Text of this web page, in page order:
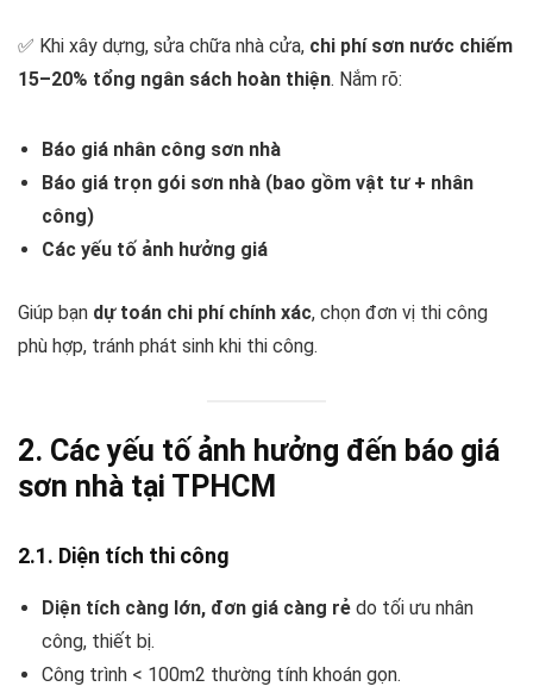
✅ Khi xây dựng, sửa chữa nhà cửa, chi phí sơn nước chiếm
15–20% tổng ngân sách hoàn thiện. Nắm rõ:
Báo giá nhân công sơn nhà
Báo giá trọn gói sơn nhà (bao gồm vật tư + nhân
công)
Các yếu tố ảnh hưởng giá
Giúp bạn dự toán chi phí chính xác, chọn đơn vị thi công
phù hợp, tránh phát sinh khi thi công.
2. Các yếu tố ảnh hưởng đến báo giá
sơn nhà tại TPHCM
2.1. Diện tích thi công
Diện tích càng lớn, đơn giá càng rẻ do tối ưu nhân
công, thiết bị.
Công trình < 100m2 thường tính khoán gọn.